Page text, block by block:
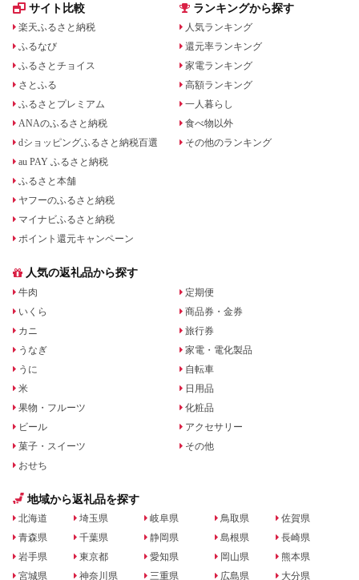
サイト比較
楽天ふるさと納税
ふるなび
ふるさとチョイス
さとふる
ふるさとプレミアム
ANAのふるさと納税
dショッピングふるさと納税百選
au PAY ふるさと納税
ふるさと本舗
ヤフーのふるさと納税
マイナビふるさと納税
ポイント還元キャンペーン
ランキングから探す
人気ランキング
還元率ランキング
家電ランキング
高額ランキング
一人暮らし
食べ物以外
その他のランキング
人気の返礼品から探す
牛肉
いくら
カニ
うなぎ
うに
米
果物・フルーツ
ビール
菓子・スイーツ
おせち
定期便
商品券・金券
旅行券
家電・電化製品
自転車
日用品
化粧品
アクセサリー
その他
地域から返礼品を探す
北海道
青森県
岩手県
宮城県
埼玉県
千葉県
東京都
神奈川県
岐阜県
静岡県
愛知県
三重県
鳥取県
島根県
岡山県
広島県
佐賀県
長崎県
熊本県
大分県